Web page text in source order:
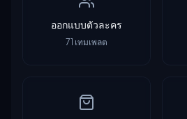
ออกแบบตัวละคร
71 เทมเพลต